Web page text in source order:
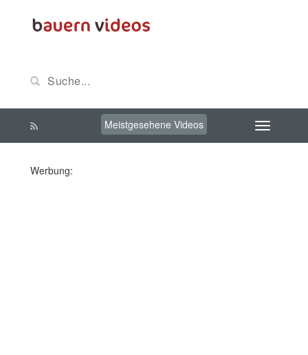
Meistgesehene Videos
Werbung: